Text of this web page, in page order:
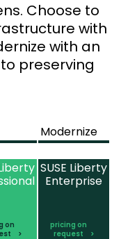
Choose to
with
with an
preserving
Modernize
on
SUSE Liberty
Enterprise
pricing on
request